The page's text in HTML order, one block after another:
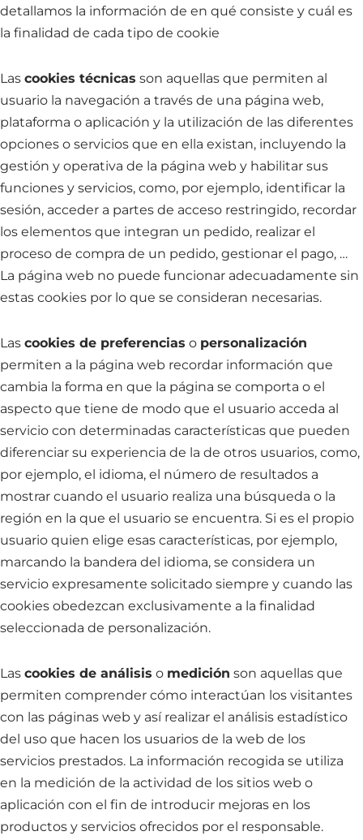
detallamos la información de en qué consiste y cuál es
la finalidad de cada tipo de cookie
Las cookies técnicas son aquellas que permiten al
usuario la navegación a través de una página web,
plataforma o aplicación y la utilización de las diferentes
opciones o servicios que en ella existan, incluyendo la
gestión y operativa de la página web y habilitar sus
funciones y servicios, como, por ejemplo, identificar la
sesión, acceder a partes de acceso restringido, recordar
los elementos que integran un pedido, realizar el
proceso de compra de un pedido, gestionar el pago, …
La página web no puede funcionar adecuadamente sin
estas cookies por lo que se consideran necesarias.
Las cookies de preferencias o personalización
permiten a la página web recordar información que
cambia la forma en que la página se comporta o el
aspecto que tiene de modo que el usuario acceda al
servicio con determinadas características que pueden
diferenciar su experiencia de la de otros usuarios, como,
por ejemplo, el idioma, el número de resultados a
mostrar cuando el usuario realiza una búsqueda o la
región en la que el usuario se encuentra. Si es el propio
usuario quien elige esas características, por ejemplo,
marcando la bandera del idioma, se considera un
servicio expresamente solicitado siempre y cuando las
cookies obedezcan exclusivamente a la finalidad
seleccionada de personalización.
Las cookies de análisis o medición son aquellas que
permiten comprender cómo interactúan los visitantes
con las páginas web y así realizar el análisis estadístico
del uso que hacen los usuarios de la web de los
servicios prestados. La información recogida se utiliza
en la medición de la actividad de los sitios web o
aplicación con el fin de introducir mejoras en los
productos y servicios ofrecidos por el responsable.